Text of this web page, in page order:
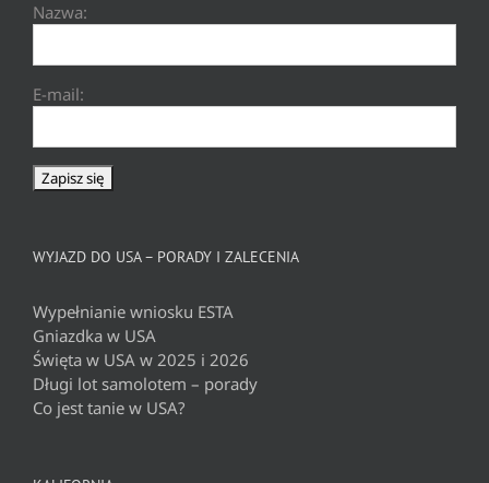
Nazwa:
E-mail:
WYJAZD DO USA – PORADY I ZALECENIA
Wypełnianie wniosku ESTA
Gniazdka w USA
Święta w USA w 2025 i 2026
Długi lot samolotem – porady
Co jest tanie w USA?